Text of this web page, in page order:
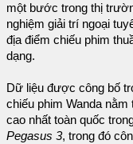
một bước trong thị
nghiệm giải trí ngoại
địa điểm chiếu phim
dạng.
Dữ liệu được công bố
chiếu phim Wanda nằm
cao nhất toàn quốc
Pegasus 3, trong đó